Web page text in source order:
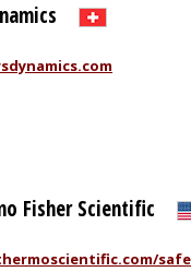
Fisher Scientific